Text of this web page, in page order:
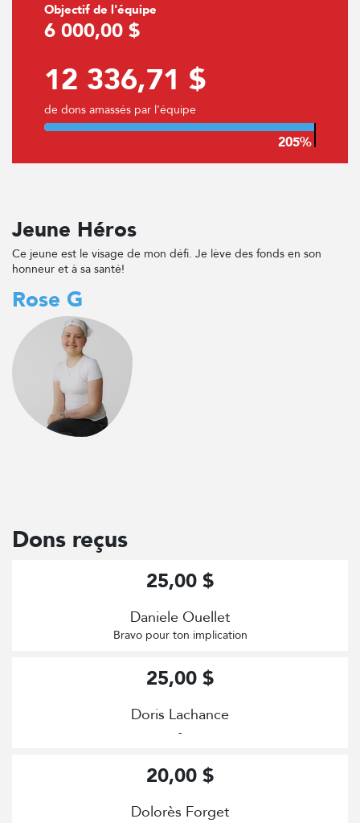
Objectif de l'équipe
6 000,00 $
12 336,71 $
de dons amassés par l'équipe
Jeune Héros
Ce jeune est le visage de mon défi. Je lève des fonds en son
honneur et à sa santé!
Rose G
Dons reçus
Daniele Ouellet
Bravo pour ton implication
25,00 $
Doris Lachance
-
25,00 $
Dolorès Forget
20,00 $